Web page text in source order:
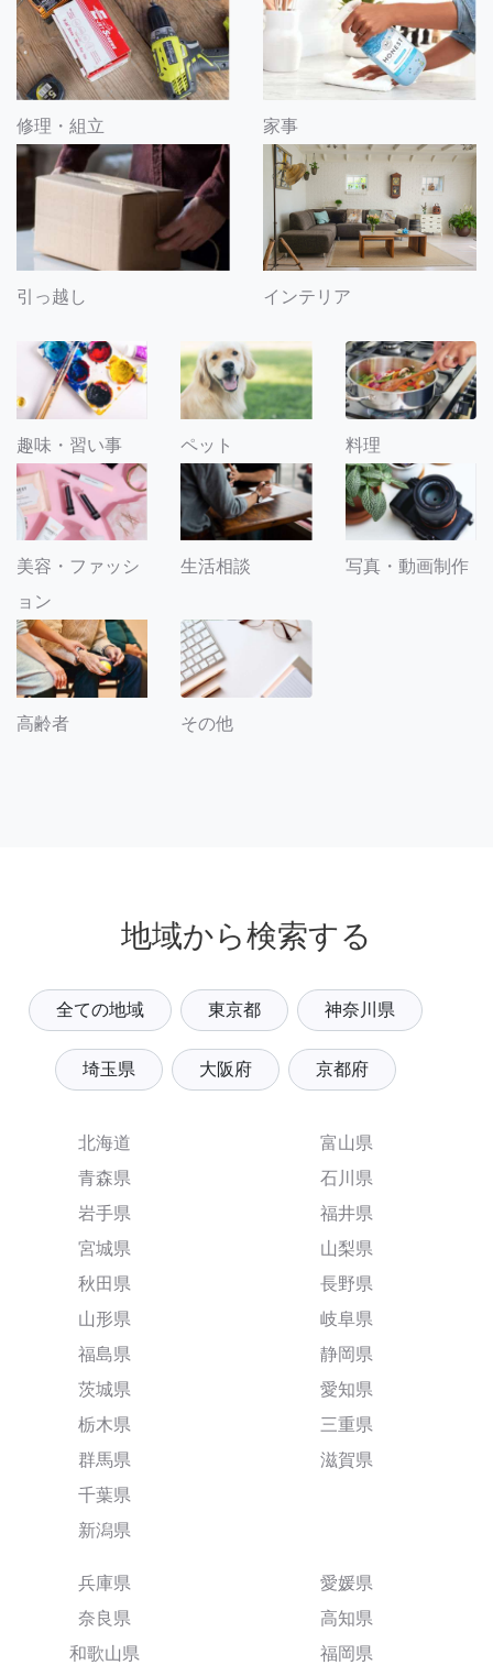
修理・組立 家事
引っ越し インテリア
趣味・習い事 ペット 料理
美容・ファッシ
ョン
生活相談 写真・動画制作
高齢者 その他
地域から検索する
全ての地域 東京都 神奈川県
埼玉県 大阪府 京都府
北海道
青森県
岩手県
宮城県
秋田県
山形県
福島県
茨城県
栃木県
群馬県
千葉県
新潟県
富山県
石川県
福井県
山梨県
長野県
岐阜県
静岡県
愛知県
三重県
滋賀県
兵庫県
奈良県
和歌山県
愛媛県
高知県
福岡県